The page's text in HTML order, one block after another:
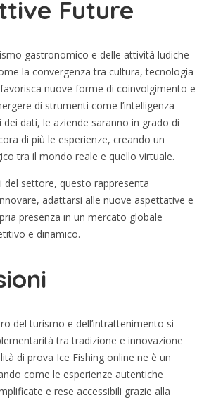
Future
gastronomico e delle attività ludiche
la convergenza tra cultura, tecnologia
nuove forme di coinvolgimento e
di strumenti come l’intelligenza
dei dati, le aziende saranno in grado di
di più le esperienze, creando un
tra il mondo reale e quello virtuale.
del settore, questo rappresenta
adattarsi alle nuove aspettative e
presenza in un mercato globale
e dinamico.
del turismo e dell’intrattenimento si
tra tradizione e innovazione
di prova Ice Fishing online ne è un
come le esperienze autentiche
e rese accessibili grazie alla